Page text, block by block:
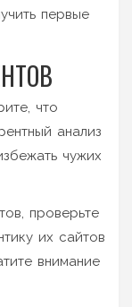
первые
что
анализ
чужих
проверьте
их сайтов
внимание